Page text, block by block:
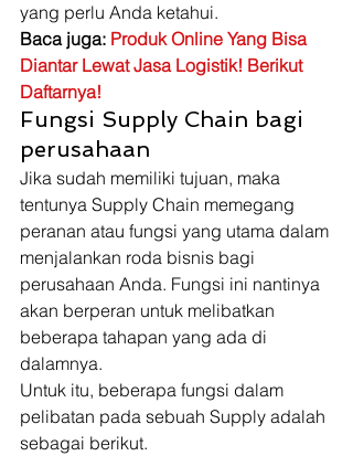
yang perlu Anda ketahui.
Baca juga: Produk Online Yang Bisa
Diantar Lewat Jasa Logistik! Berikut
Daftarnya!
Fungsi Supply Chain bagi
perusahaan
Jika sudah memiliki tujuan, maka
tentunya Supply Chain memegang
peranan atau fungsi yang utama dalam
menjalankan roda bisnis bagi
perusahaan Anda. Fungsi ini nantinya
akan berperan untuk melibatkan
beberapa tahapan yang ada di
dalamnya.
Untuk itu, beberapa fungsi dalam
pelibatan pada sebuah Supply adalah
sebagai berikut.